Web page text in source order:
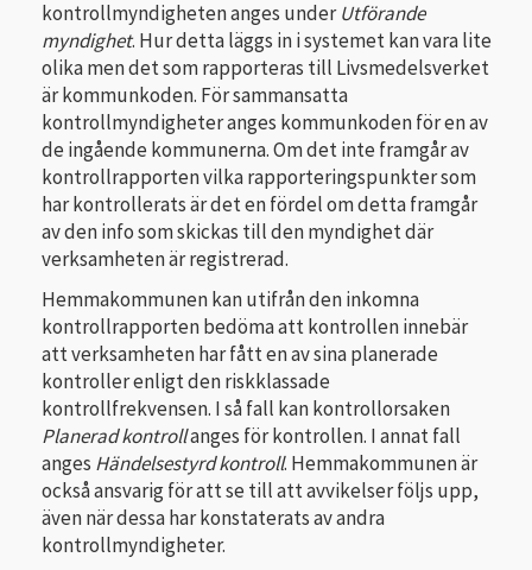
kontrollmyndigheten anges underUtförande
myndighet. Hur detta läggs in i systemet kan vara lite
olika men det som rapporteras till Livsmedelsverket
är kommunkoden. För sammansatta
kontrollmyndigheter anges kommunkoden för en av
de ingående kommunerna. Om det inte framgår av
kontrollrapporten vilka rapporteringspunkter som
har kontrollerats är det en fördel om detta framgår
av den info som skickas till den myndighet där
verksamheten är registrerad.
Hemmakommunen kan utifrån den inkomna
kontrollrapporten bedöma att kontrollen innebär
att verksamheten har fått en av sina planerade
kontroller enligt den riskklassade
kontrollfrekvensen. I så fall kan kontrollorsaken
Planerad kontrollanges för kontrollen. I annat fall
anges Händelsestyrd kontroll. Hemmakommunen är
också ansvarig för att se till att avvikelser följs upp,
även när dessa har konstaterats av andra
kontrollmyndigheter.